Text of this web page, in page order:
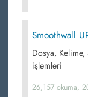
Smoothwall
Dosya, Kelime,
işlemleri
26,157 okuma,